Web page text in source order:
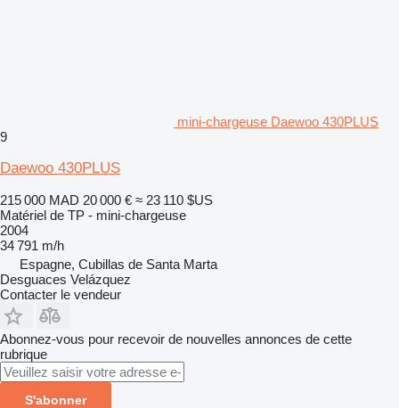
mini-chargeuse Daewoo 430PLUS
9
Daewoo 430PLUS
215 000 MAD 20 000 € ≈ 23 110 $US
Matériel de TP - mini-chargeuse
2004
34 791 m/h
Espagne, Cubillas de Santa Marta
Desguaces Velázquez
Contacter le vendeur
Abonnez-vous pour recevoir de nouvelles annonces de cette
rubrique
S'abonner